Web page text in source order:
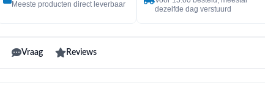
Meeste producten direct leverbaar
dezelfde dag verstuurd
Vraag Reviews